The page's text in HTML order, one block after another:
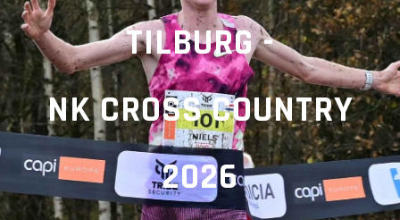
TILBURG -
NK CROSS COUNTRY
2026